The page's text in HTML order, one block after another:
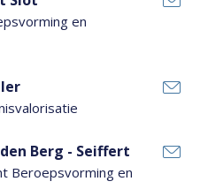
en
den Berg - Seiffert
Beroepsvorming en